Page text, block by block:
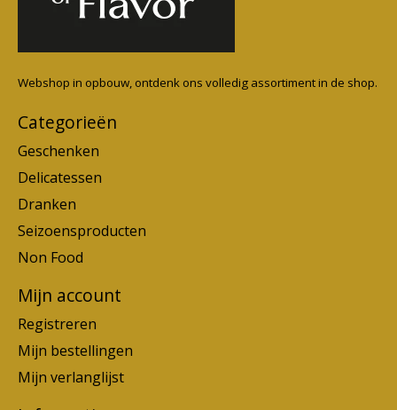
Webshop in opbouw, ontdenk ons volledig assortiment in de shop.
Categorieën
Geschenken
Delicatessen
Dranken
Seizoensproducten
Non Food
Mijn account
Registreren
Mijn bestellingen
Mijn verlanglijst